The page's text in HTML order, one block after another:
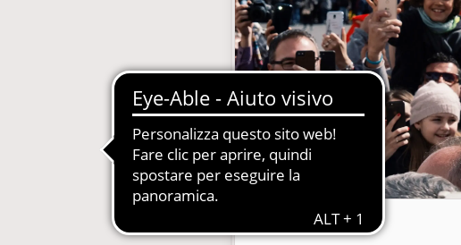
Soluzioni Complete in SaaS e PaaS
Web2Print per schede tecniche